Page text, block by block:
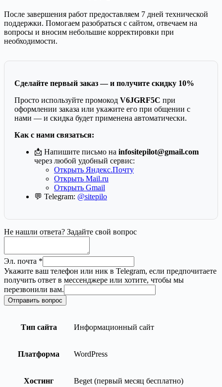
После завершения работ предоставляем 7 дней технической
поддержки. Помогаем разобраться с сайтом, отвечаем на
вопросы и вносим небольшие корректировки при
необходимости.
Сделайте первый заказ — и получите скидку 10%
Просто используйте промокод V6JGRF5C при
оформлении заказа или укажите его при общении с
нами — и скидка будет применена автоматически.
Как с нами связаться:
📩 Напишите письмо на infositepilot@gmail.com
через любой удобный сервис:
Открыть Яндекс.Почту
Открыть Mail.ru
Открыть Gmail
💬 Telegram: @sitepilo
Не нашли ответа? Задайте свой вопрос
Эл. почта *
Эл.
ник
чтобы
Укажите ваш телефон или ник в Telegram, если предпочитаете
получить ответ в мессенджере или хотите, чтобы мы
перезвонили вам.
Отправить вопрос
Тип сайта Информационный сайт
Платформа WordPress
Хостинг Beget (первый месяц бесплатно)